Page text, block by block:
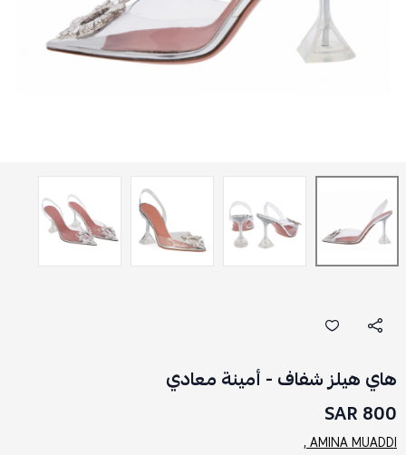
هاي هيلز شفاف - أمينة معادي
800 SAR
AMINA MUADDI ,